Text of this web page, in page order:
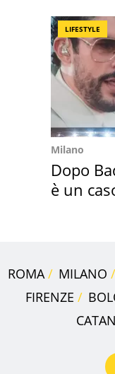
LIFESTYLE
Milano
Dopo
è un
ROMA MILANO
FIRENZE